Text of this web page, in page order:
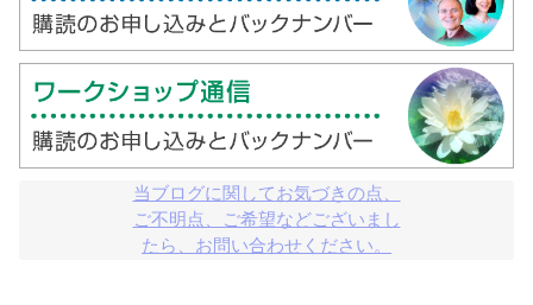
当ブログに関してお気づきの点、
ご不明点、ご希望などございまし
たら、お問い合わせください。